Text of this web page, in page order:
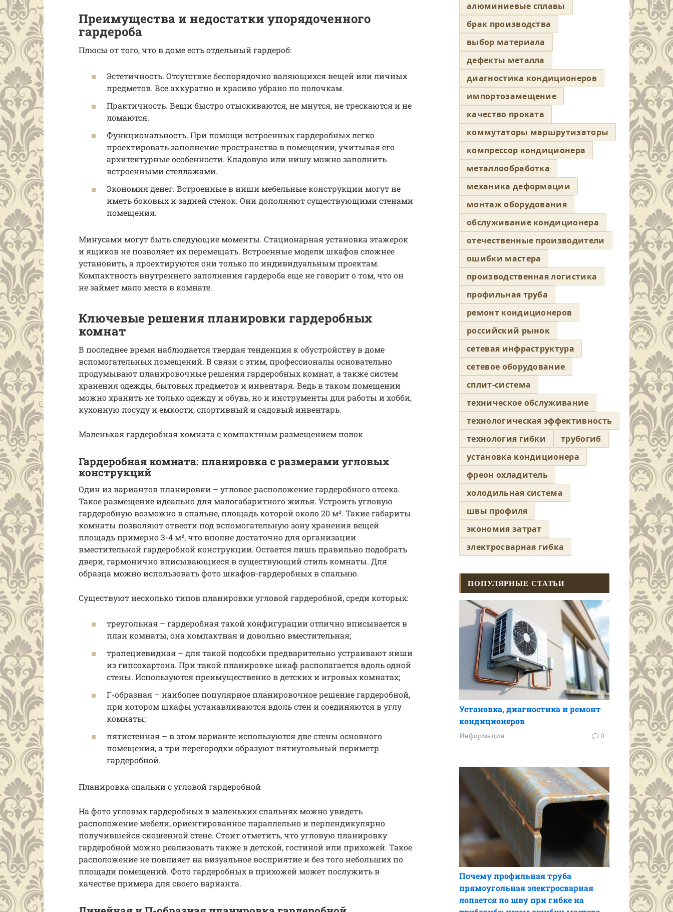
Преимущества и недостатки упорядоченного
гардероба
Плюсы от того, что в доме есть отдельный гардероб:
Эстетичность. Отсутствие беспорядочно валяющихся вещей или личных
предметов. Все аккуратно и красиво убрано по полочкам.
Практичность. Вещи быстро отыскиваются, не мнутся, не трескаются и не
ломаются.
Функциональность. При помощи встроенных гардеробных легко
проектировать заполнение пространства в помещении, учитывая его
архитектурные особенности. Кладовую или нишу можно заполнить
встроенными стеллажами.
Экономия денег. Встроенные в ниши мебельные конструкции могут не
иметь боковых и задней стенок. Они дополняют существующими стенами
помещения.
Минусами могут быть следующие моменты. Стационарная установка этажерок
и ящиков не позволяет их перемещать. Встроенные модели шкафов сложнее
установить, а проектируются они только по индивидуальным проектам.
Компактность внутреннего заполнения гардероба еще не говорит о том, что он
не займет мало места в комнате.
Ключевые решения планировки гардеробных
комнат
В последнее время наблюдается твердая тенденция к обустройству в доме
вспомогательных помещений. В связи с этим, профессионалы основательно
продумывают планировочные решения гардеробных комнат, а также систем
хранения одежды, бытовых предметов и инвентаря. Ведь в таком помещении
можно хранить не только одежду и обувь, но и инструменты для работы и хобби,
кухонную посуду и емкости, спортивный и садовый инвентарь.
Маленькая гардеробная комната с компактным размещением полок
Гардеробная комната: планировка с размерами угловых
конструкций
Один из вариантов планировки – угловое расположение гардеробного отсека.
Такое размещение идеально для малогабаритного жилья. Устроить угловую
гардеробную возможно в спальне, площадь которой около 20 м². Такие габариты
комнаты позволяют отвести под вспомогательную зону хранения вещей
площадь примерно 3-4 м², что вполне достаточно для организации
вместительной гардеробной конструкции. Остается лишь правильно подобрать
двери, гармонично вписывающиеся в существующий стиль комнаты. Для
образца можно использовать фото шкафов-гардеробных в спальню.
Существуют несколько типов планировки угловой гардеробной, среди которых:
треугольная – гардеробная такой конфигурации отлично вписывается в
план комнаты, она компактная и довольно вместительная;
трапециевидная – для такой подсобки предварительно устраивают ниши
из гипсокартона. При такой планировке шкаф располагается вдоль одной
стены. Используются преимущественно в детских и игровых комнатах;
Г-образная – наиболее популярное планировочное решение гардеробной,
при котором шкафы устанавливаются вдоль стен и соединяются в углу
комнаты;
пятистенная – в этом варианте используются две стены основного
помещения, а три перегородки образуют пятиугольный периметр
гардеробной.
Планировка спальни с угловой гардеробной
На фото угловых гардеробных в маленьких спальнях можно увидеть
расположение мебели, ориентированное параллельно и перпендикулярно
получившейся скошенной стене. Стоит отметить, что угловую планировку
гардеробной можно реализовать также в детской, гостиной или прихожей. Такое
расположение не повлияет на визуальное восприятие и без того небольших по
площади помещений. Фото гардеробных в прихожей может послужить в
качестве примера для своего варианта.
алюминиевые сплавы
брак производства
выбор материала
дефекты металла
диагностика кондиционеров
импортозамещение
качество проката
коммутаторы маршрутизаторы
компрессор кондиционера
металлообработка
механика деформации
монтаж оборудования
обслуживание кондиционера
отечественные производители
ошибки мастера
производственная логистика
профильная труба
ремонт кондиционеров
российский рынок
сетевая инфраструктура
сетевое оборудование
сплит-система
техническое обслуживание
технологическая эффективность
технология гибки
трубогиб
установка кондиционера
фреон охладитель
холодильная система
швы профиля
экономия затрат
электросварная гибка
ПОПУЛЯРНЫЕ СТАТЬИ
Установка, диагностика и ремонт
кондиционеров
Информация 0
Почему профильная труба
прямоугольная электросварная
лопается по шву при гибке на